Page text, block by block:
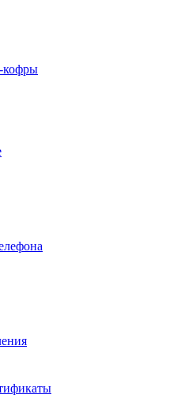
кофры